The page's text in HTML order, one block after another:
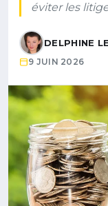
éviter les
DELPHINE
9 JUIN 2026